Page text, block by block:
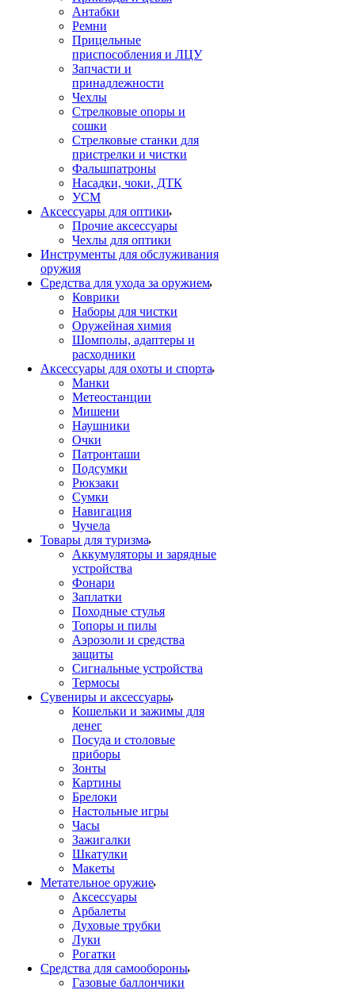
Антабки
Ремни
Прицельные
приспособления и ЛЦУ
Запчасти и
принадлежности
Чехлы
Стрелковые опоры и
сошки
Стрелковые станки для
пристрелки и чистки
Фальшпатроны
Насадки, чоки, ДТК
УСМ
Аксессуары для оптики
Прочие аксессуары
Чехлы для оптики
Инструменты для обслуживания
оружия
Средства для ухода за оружием
Коврики
Наборы для чистки
Оружейная химия
Шомполы, адаптеры и
расходники
Аксессуары для охоты и спорта
Манки
Метеостанции
Мишени
Наушники
Очки
Патронташи
Подсумки
Рюкзаки
Сумки
Навигация
Чучела
Товары для туризма
Аккумуляторы и зарядные
устройства
Фонари
Заплатки
Походные стулья
Топоры и пилы
Аэрозоли и средства
защиты
Сигнальные устройства
Термосы
Сувениры и аксессуары
Кошельки и зажимы для
денег
Посуда и столовые
приборы
Зонты
Картины
Брелоки
Настольные игры
Часы
Зажигалки
Шкатулки
Макеты
Метательное оружие
Аксессуары
Арбалеты
Духовые трубки
Луки
Рогатки
Средства для самообороны
Газовые баллончики